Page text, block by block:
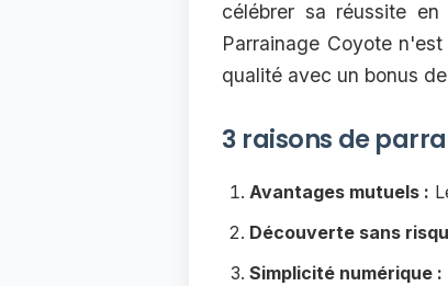
célébrer sa réussite
Parrainage Coyote
qualité avec un bonus
3 raisons de
Avantages mutuels :
Découverte sans
Simplicité numérique :